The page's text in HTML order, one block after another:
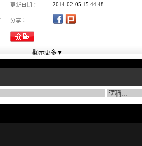
更新日期： 2014-02-05 15:44:48
分享：